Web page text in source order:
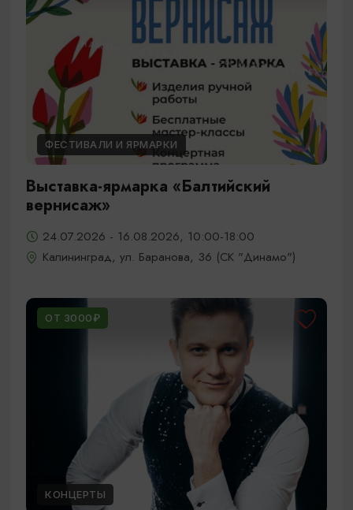
ФЕСТИВАЛИ И ЯРМАРКИ
Выставка-ярмарка «Балтийский
вернисаж»
24.07.2026 - 16.08.2026, 10:00-18:00
Калининград, ул. Баранова, 36 (СК "Динамо")
ОТ 3000₽
КОНЦЕРТЫ